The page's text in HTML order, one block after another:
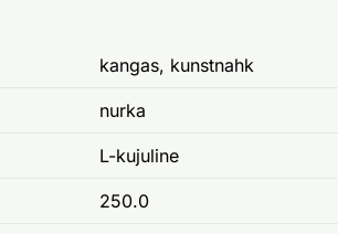
kangas, kunstnahk
nurka
L-kujuline
250.0